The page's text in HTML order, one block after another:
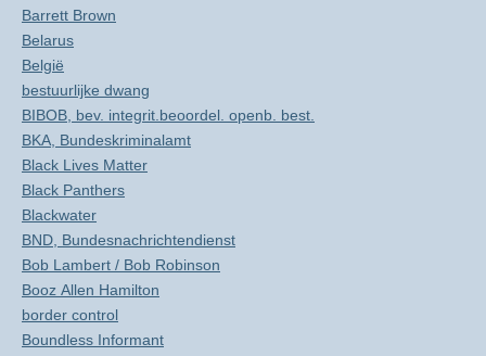
Barrett Brown
Belarus
België
bestuurlijke dwang
BIBOB, bev. integrit.beoordel. openb. best.
BKA, Bundeskriminalamt
Black Lives Matter
Black Panthers
Blackwater
BND, Bundesnachrichtendienst
Bob Lambert / Bob Robinson
Booz Allen Hamilton
border control
Boundless Informant